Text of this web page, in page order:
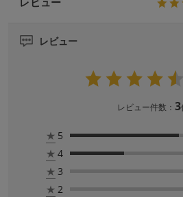
レビュー
レビュー件数：3
★ 5
★ 4
★ 3
★ 2